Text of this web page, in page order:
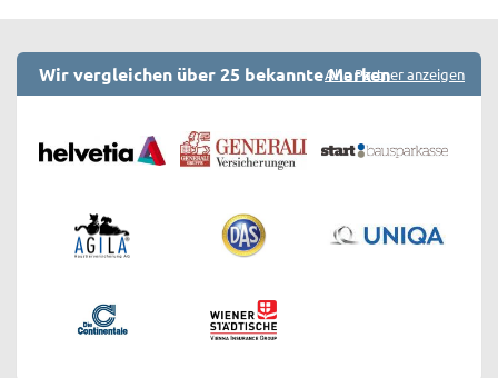
Wir vergleichen über 25 bekannte MarkenAlle Partner anzeigen